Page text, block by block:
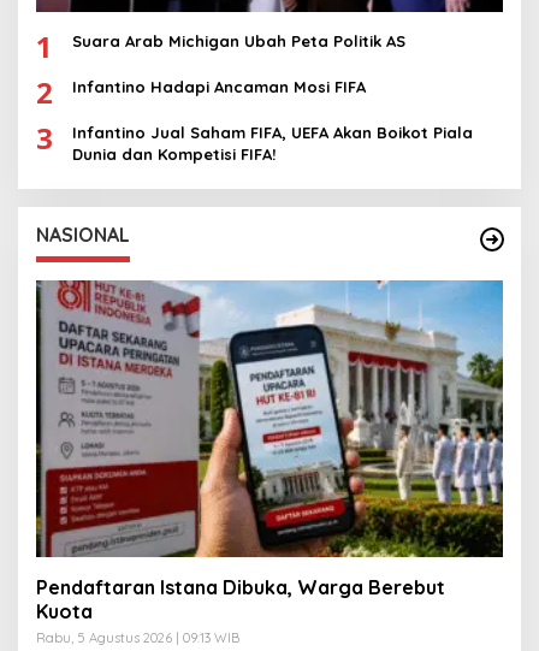
1 Suara Arab Michigan Ubah Peta Politik AS
2 Infantino Hadapi Ancaman Mosi FIFA
3
Infantino Jual Saham FIFA, UEFA Akan Boikot Piala
Dunia dan Kompetisi FIFA!
NASIONAL
Pendaftaran Istana Dibuka, Warga Berebut
Kuota
Rabu, 5 Agustus 2026 | 09:13 WIB